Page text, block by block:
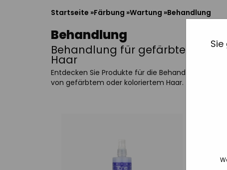
Startseite »Färbung »Wartung »Behandlung
Behandlung
Behandlung für gefärbtes
Haar
Entdecken Sie Produkte für die Behandlung
von gefärbtem oder koloriertem Haar.